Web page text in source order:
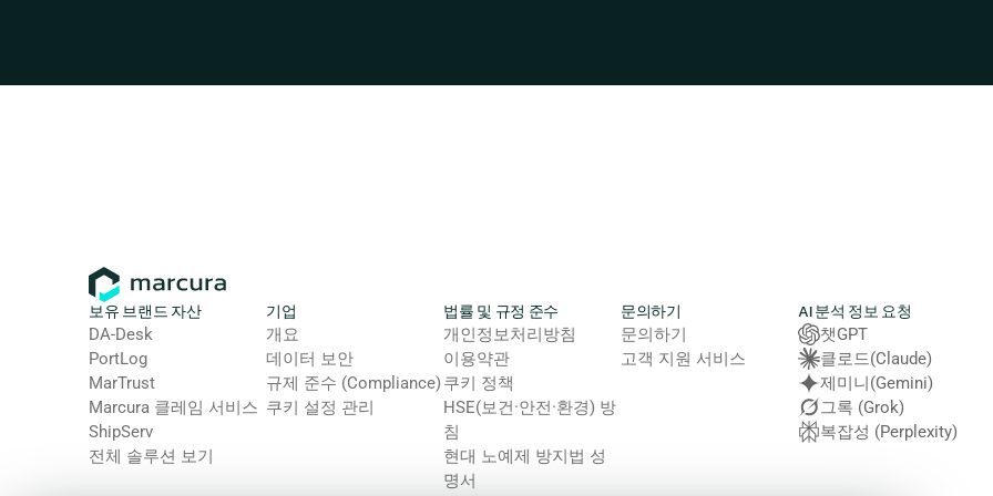
보유 브랜드 자산
DA-Desk
PortLog
MarTrust
Marcura 클레임 서비스
ShipServ
전체 솔루션 보기
기업
개요
데이터 보안
규제 준수 (Compliance)
쿠키 설정 관리
법률 및 규정 준수
개인정보처리방침
이용약관
쿠키 정책
HSE(보건·안전·환경) 방
침
현대 노예제 방지법 성
명서
문의하기
문의하기
고객 지원 서비스
AI 분석 정보 요청
챗GPT
클로드(Claude)
제미니(Gemini)
그록 (Grok)
복잡성 (Perplexity)